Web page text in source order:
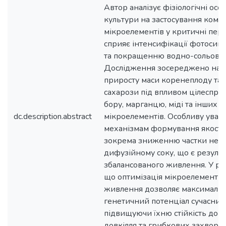
dc.description.abstract
Автор аналізує фізіологічні
культури на застосування
мікроелементів у критичні
сприяє інтенсифікації
та покращенню водно-
Дослідження зосереджено на
приросту маси коренеплоду та
сахарози під впливом
бору, марганцю, міді та інших
мікроелементів. Особливу
механізмам формування
зокрема зниженню частки
дифузійному соку, що є
збалансованого живлення. У
що оптимізація
живлення дозволяє
генетичний потенціал сучасних
підвищуючи їхню стійкість до